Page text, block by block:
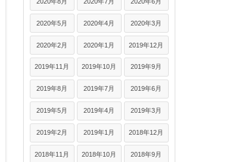
2020年5月 2020年4月 2020年3月
2020年2月 2020年1月 2019年12月
2019年11月 2019年10月 2019年9月
2019年8月 2019年7月 2019年6月
2019年5月 2019年4月 2019年3月
2019年2月 2019年1月 2018年12月
2018年11月 2018年10月 2018年9月